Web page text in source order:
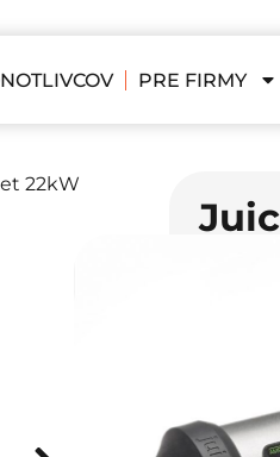
PRE FIRMY
22kW
(850,41